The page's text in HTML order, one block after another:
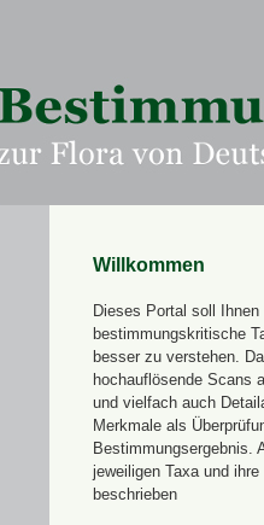
Willkommen
Dieses Portal soll Ihnen
bestimmungskritische
besser zu verstehen.
hochauflösende Scans
und vielfach auch
Merkmale als
Bestimmungsergebnis.
jeweiligen Taxa und
beschrieben